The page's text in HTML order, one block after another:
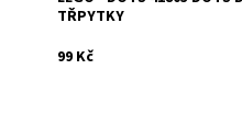
TŘPYTKY
99 Kč